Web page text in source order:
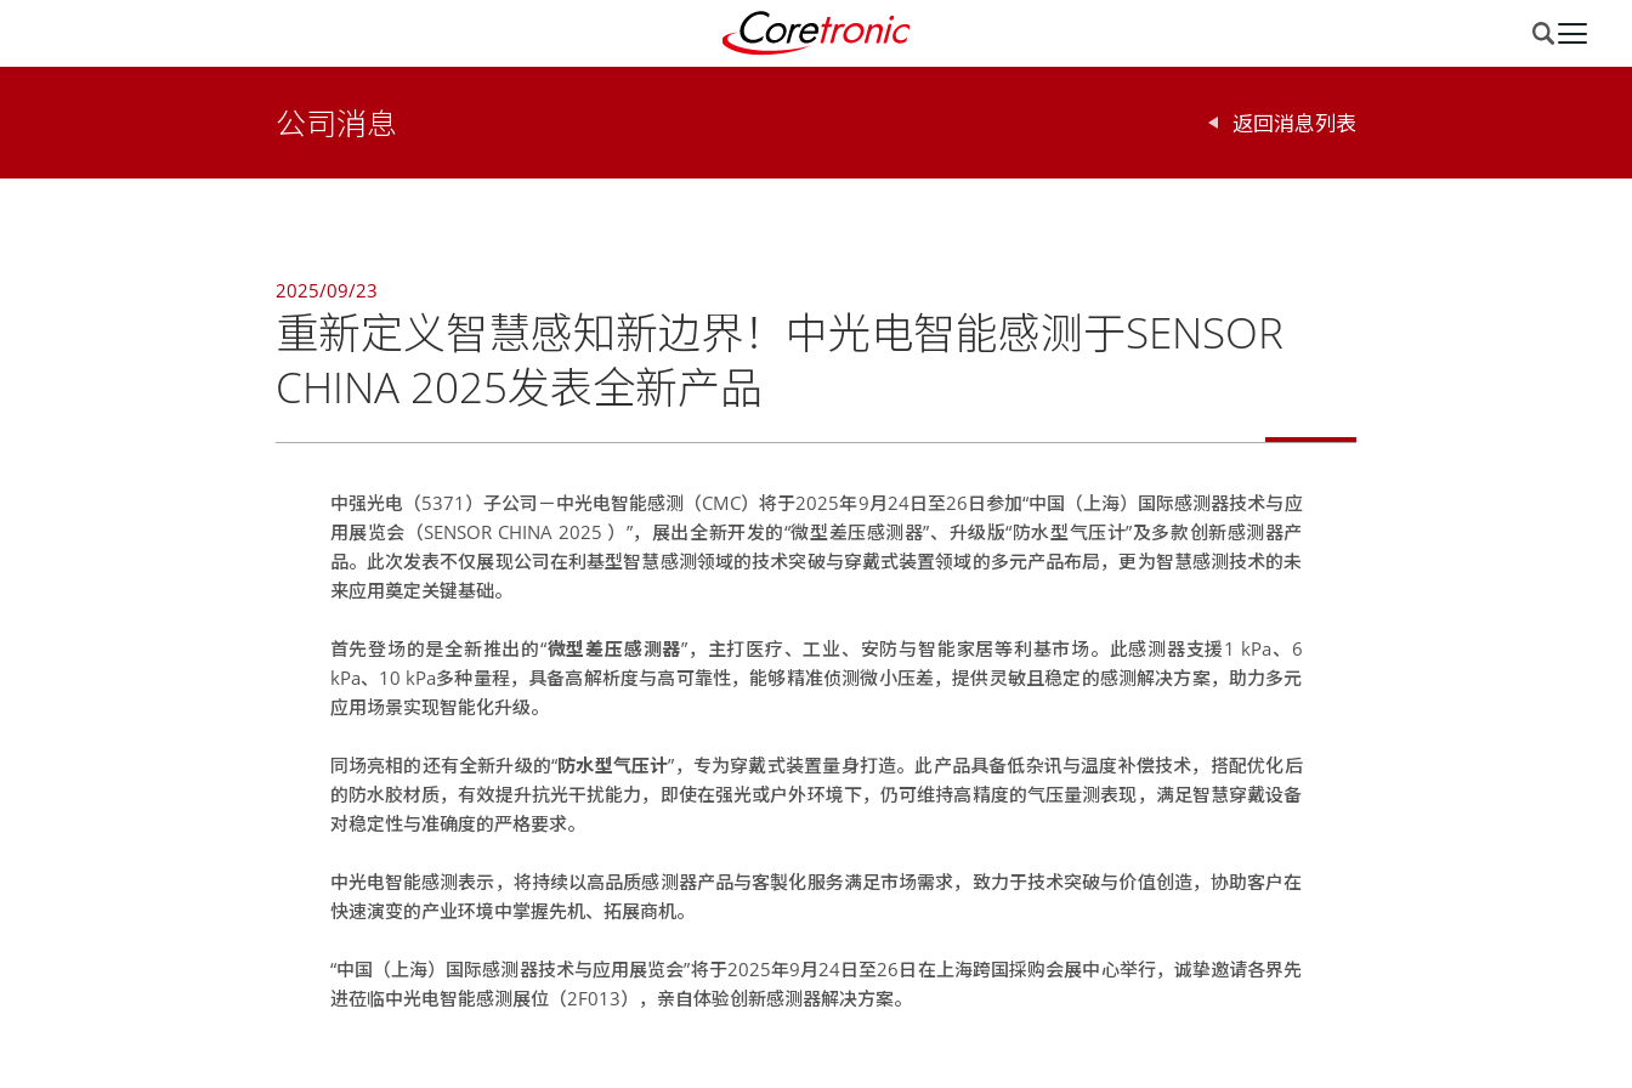
公司消息 返回消息列表
2025/09/23
重新定义智慧感知新边界！中光电智能感测于SENSOR
CHINA 2025发表全新产品
中强光电（5371）子公司－中光电智能感测（CMC）将于2025年9月24日至26日参加“中国（上海）国际感测器技术与应
用展览会（SENSOR CHINA 2025 ）”，展出全新开发的“微型差压感测器”、升级版“防水型气压计”及多款创新感测器产
品。此次发表不仅展现公司在利基型智慧感测领域的技术突破与穿戴式装置领域的多元产品布局，更为智慧感测技术的未
来应用奠定关键基础。
首先登场的是全新推出的“微型差压感测器”，主打医疗、工业、安防与智能家居等利基市场。此感测器支援1 kPa、6
kPa、10 kPa多种量程，具备高解析度与高可靠性，能够精准侦测微小压差，提供灵敏且稳定的感测解决方案，助力多元
应用场景实现智能化升级。
同场亮相的还有全新升级的“防水型气压计”，专为穿戴式装置量身打造。此产品具备低杂讯与温度补偿技术，搭配优化后
的防水胶材质，有效提升抗光干扰能力，即使在强光或户外环境下，仍可维持高精度的气压量测表现，满足智慧穿戴设备
对稳定性与准确度的严格要求。
中光电智能感测表示，将持续以高品质感测器产品与客製化服务满足市场需求，致力于技术突破与价值创造，协助客户在
快速演变的产业环境中掌握先机、拓展商机。
“中国（上海）国际感测器技术与应用展览会”将于2025年9月24日至26日在上海跨国採购会展中心举行，诚挚邀请各界先
进莅临中光电智能感测展位（2F013），亲自体验创新感测器解决方案。